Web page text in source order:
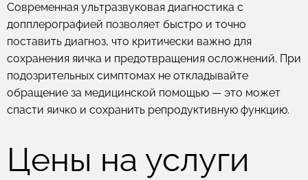
Современная ультразвуковая диагностика с
допплерографией позволяет быстро и точно
поставить диагноз, что критически важно для
сохранения яичка и предотвращения осложнений. При
подозрительных симптомах не откладывайте
обращение за медицинской помощью — это может
спасти яичко и сохранить репродуктивную функцию.
Цены на услуги